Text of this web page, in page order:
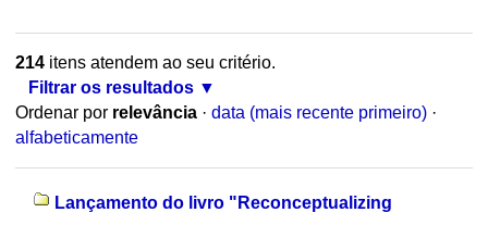
214itens atendem ao seu critério.
Filtrar os resultados
Ordenar por relevância · data (mais recente primeiro) ·
alfabeticamente
Lançamento do livro "Reconceptualizing